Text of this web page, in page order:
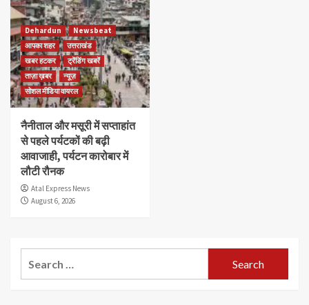
Dehardun
Newsbeat
आपका शहर
उत्तराखंड
खबर हटकर
ट्रेंडिंग खबरें
ताज़ा ख़बर
न्यूज़
सोशल मीडिया वायरल
नैनीताल और मसूरी में सप्ताहांत
से पहले पर्यटकों की बढ़ी
आवाजाही, पर्यटन कारोबार में
लौटी रौनक
Atal Express News
August 6, 2026